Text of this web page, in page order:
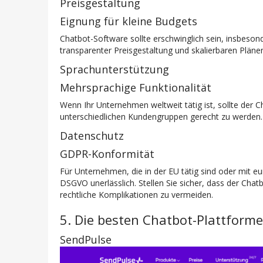
Eignung für kleine Budgets
Chatbot-Software sollte erschwinglich sein,
transparenter Preisgestaltung und skalierbaren
Sprachunterstützung
Mehrsprachige Funktionalität
Wenn Ihr Unternehmen weltweit tätig ist, sollte der
unterschiedlichen Kundengruppen gerecht zu werden.
Datenschutz
GDPR-Konformität
Für Unternehmen, die in der EU tätig sind oder mit
DSGVO unerlässlich. Stellen Sie sicher, dass der
rechtliche Komplikationen zu vermeiden.
5. Die besten Chatbot-
SendPulse